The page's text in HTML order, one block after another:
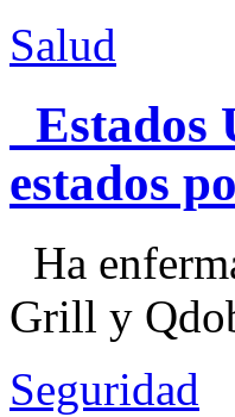
Salud
Estados
estados
Ha
Grill y
Seguridad